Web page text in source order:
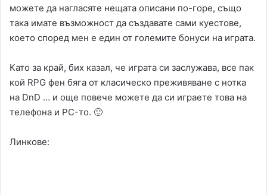
можете да нагласяте нещата описани по-горе, също
така имате възможност да създавате сами куестове,
което според мен е един от големите бонуси на играта.
Като за край, бих казал, че играта си заслужава, все пак
кой RPG фен бяга от класическо преживяване с нотка
на DnD … и още повече можете да си играете това на
телефона и PC-то. 🙂
Линкове: